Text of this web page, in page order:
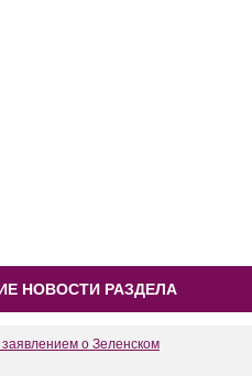
НОВОСТИ РАЗДЕЛА
о Зеленском